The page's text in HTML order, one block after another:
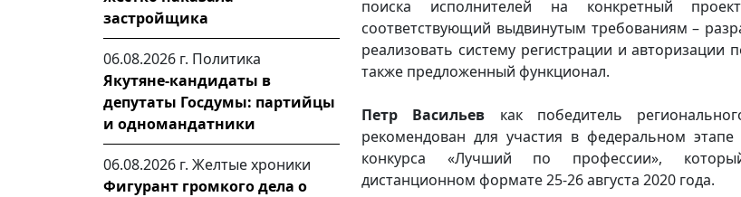
застройщика
06.08.2026 г. Политика
Якутяне-кандидаты в
депутаты Госдумы: партийцы
и одномандатники
06.08.2026 г. Желтые хроники
Фигурант громкого дела о
поиска исполнителей на конкретный
соответствующий выдвинутым требованиям –
реализовать систему регистрации и авторизации
также предложенный функционал.
Петр Васильев как победитель
рекомендован для участия в федеральном этапе
конкурса «Лучший по профессии»,
дистанционном формате 25-26 августа 2020 года.